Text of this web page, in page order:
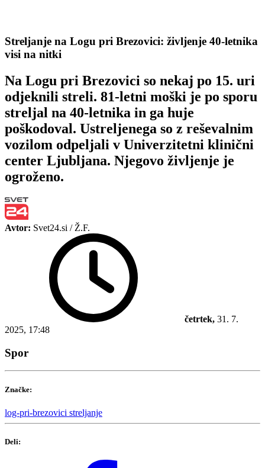
Streljanje na Logu pri Brezovici: življenje 40-letnika
visi na nitki
Na Logu pri Brezovici so nekaj po 15. uri
odjeknili streli. 81-letni moški je po sporu
streljal na 40-letnika in ga huje
poškodoval. Ustreljenega so z reševalnim
vozilom odpeljali v Univerzitetni klinični
center Ljubljana. Njegovo življenje je
ogroženo.
Avtor: Svet24.si / Ž.F.
četrtek, 31. 7.
2025, 17:48
Spor
Značke:
log-pri-brezovici streljanje
Deli: